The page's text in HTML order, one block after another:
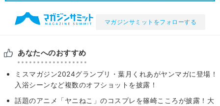
マガジンサミットをフォローする
あなたへのおすすめ
ミスマガジン2024グランプリ・葉月くれあがヤンマガに登場！
入浴シーンなど複数のオフショットを披露！
話題のアニメ「ヤニねこ」のコスプレを篠崎こころが披露！大